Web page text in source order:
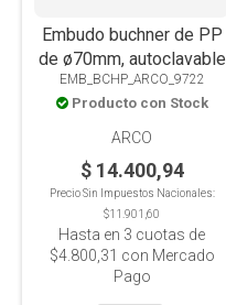
Embudo buchner de PP
de ø70mm, autoclavable
EMB_BCHP_ARCO_9722
Producto con Stock
ARCO
$ 14.400,94
Precio Sin Impuestos Nacionales:
$11.901,60
Hasta en 3 cuotas de
$4.800,31 con Mercado
Pago